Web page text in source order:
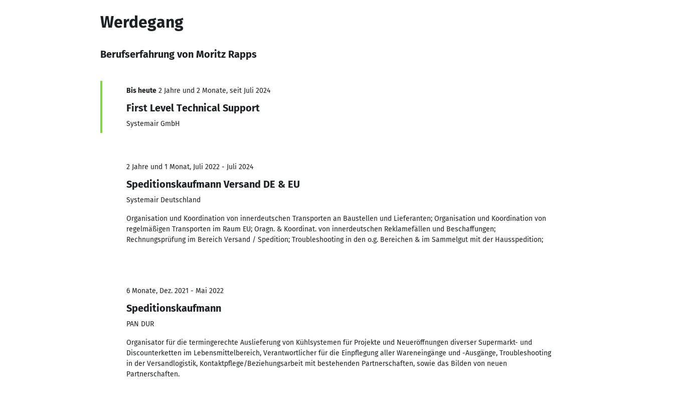
Werdegang
Berufserfahrung von Moritz Rapps
Bis heute 2 Jahre und 2 Monate, seit Juli 2024
First Level Technical Support
Systemair GmbH
2 Jahre und 1 Monat, Juli 2022 - Juli 2024
Speditionskaufmann Versand DE & EU
Systemair Deutschland
Organisation und Koordination von innerdeutschen Transporten an Baustellen und Lieferanten; Organisation und Koordination von
regelmäßigen Transporten im Raum EU; Oragn. & Koordinat. von innerdeutschen Reklamefällen und Beschaffungen;
Rechnungsprüfung im Bereich Versand / Spedition; Troubleshooting in den o.g. Bereichen & im Sammelgut mit der Hausspedition;
6 Monate, Dez. 2021 - Mai 2022
Speditionskaufmann
PAN DUR
Organisator für die termingerechte Auslieferung von Kühlsystemen für Projekte und Neueröffnungen diverser Supermarkt- und
Discounterketten im Lebensmittelbereich, Verantwortlicher für die Einpflegung aller Wareneingänge und -Ausgänge, Troubleshooting
in der Versandlogistik, Kontaktpflege/Beziehungsarbeit mit bestehenden Partnerschaften, sowie das Bilden von neuen
Partnerschaften.